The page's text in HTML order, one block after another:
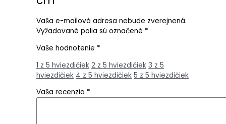
Vaša e-mailová adresa nebude zverejnená.
Vyžadované polia sú označené *
Vaše hodnotenie *
1 z 5 hviezdičiek 2 z 5 hviezdičiek 3 z 5
hviezdičiek 4 z 5 hviezdičiek 5 z 5 hviezdičiek
Vaša recenzia *